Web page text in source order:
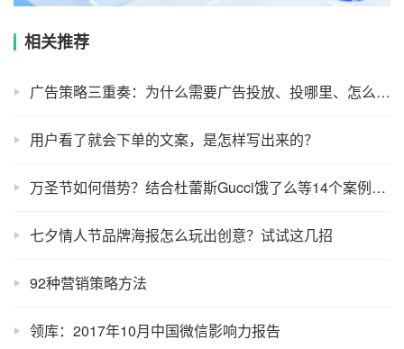
相关推荐
广告策略三重奏：为什么需要广告投放、投哪里、怎么投？
用户看了就会下单的文案，是怎样写出来的？
万圣节如何借势？结合杜蕾斯Gucci饿了么等14个案例，手把手教你！
七夕情人节品牌海报怎么玩出创意？试试这几招
92种营销策略方法
领库：2017年10月中国微信影响力报告